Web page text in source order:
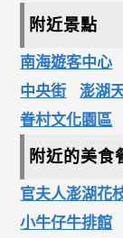
附近景點
南海遊客中心
中央街
澎湖
眷村文化園區
附近的美食
官夫人澎湖花
小牛仔牛排館